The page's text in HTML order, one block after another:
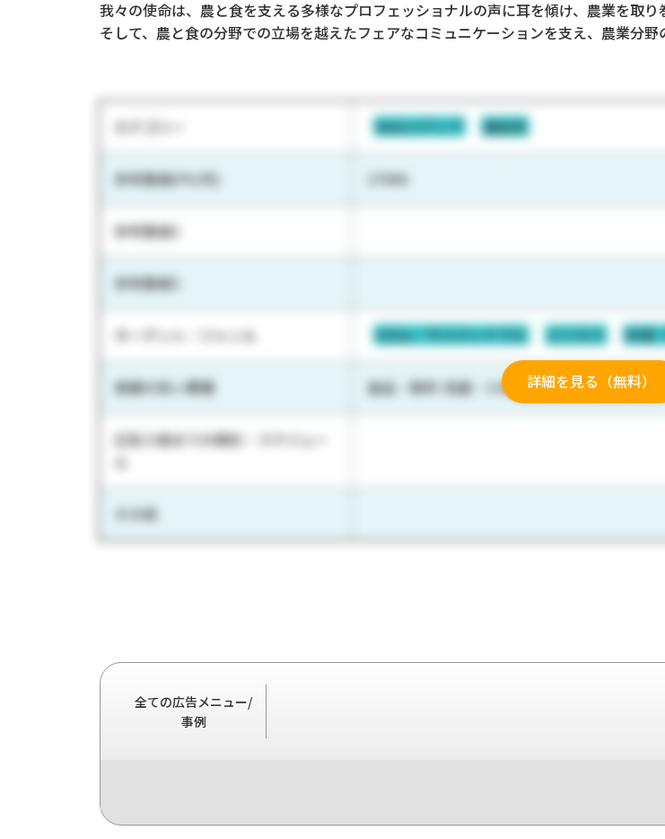
我々の使命は、農と食を支える多様なプロフェッショナルの声に耳を傾け、農業を取
そして、農と食の分野での立場を越えたフェアなコミュニケーションを支え、農業分
詳細を見る（無料）
カテゴリー Webメディア 雑誌系
参考数値(PV/月) 17000
参考数値2
参考数値3
ターゲット／ジャンル SDGs／サスティナブル ビジネス 料理
実績の多い業種 食品・飲料 流通・小売 情報・通信
広告入稿までの期日・スケジュー
その他
全ての広告メニュー/
事例